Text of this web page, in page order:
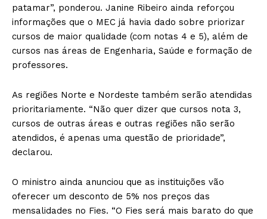
patamar”, ponderou. Janine Ribeiro ainda reforçou
informações que o MEC já havia dado sobre priorizar
cursos de maior qualidade (com notas 4 e 5), além de
cursos nas áreas de Engenharia, Saúde e formação de
professores.
As regiões Norte e Nordeste também serão atendidas
prioritariamente. “Não quer dizer que cursos nota 3,
cursos de outras áreas e outras regiões não serão
atendidos, é apenas uma questão de prioridade”,
declarou.
O ministro ainda anunciou que as instituições vão
oferecer um desconto de 5% nos preços das
mensalidades no Fies. “O Fies será mais barato do que